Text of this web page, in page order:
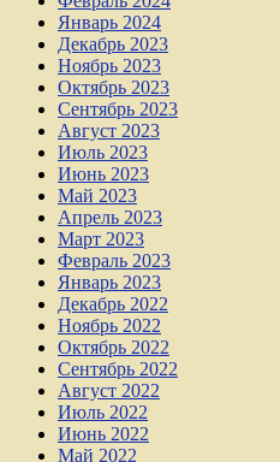
Январь 2024
Декабрь 2023
Ноябрь 2023
Октябрь 2023
Сентябрь 2023
Август 2023
Июль 2023
Июнь 2023
Май 2023
Апрель 2023
Март 2023
Февраль 2023
Январь 2023
Декабрь 2022
Ноябрь 2022
Октябрь 2022
Сентябрь 2022
Август 2022
Июль 2022
Июнь 2022
Май 2022